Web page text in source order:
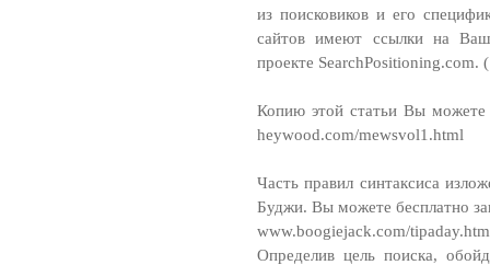
из поисковиков и его
сайтов имеют ссылки на
проекте
Копию этой статьи Вы можете
heywood.com/mewsvol1.html
Часть правил синтаксиса
Буджи. Вы можете бесплатно
www.boogiejack.com/
Определив цель поиска,